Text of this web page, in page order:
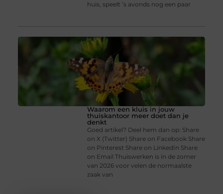
huis, speelt ’s avonds nog een paar
Waarom een kluis in jouw
thuiskantoor meer doet dan je
denkt
Goed artikel? Deel hem dan op: Share
on X (Twitter) Share on Facebook Share
on Pinterest Share on LinkedIn Share
on Email Thuiswerken is in de zomer
van 2026 voor velen de normaalste
zaak van